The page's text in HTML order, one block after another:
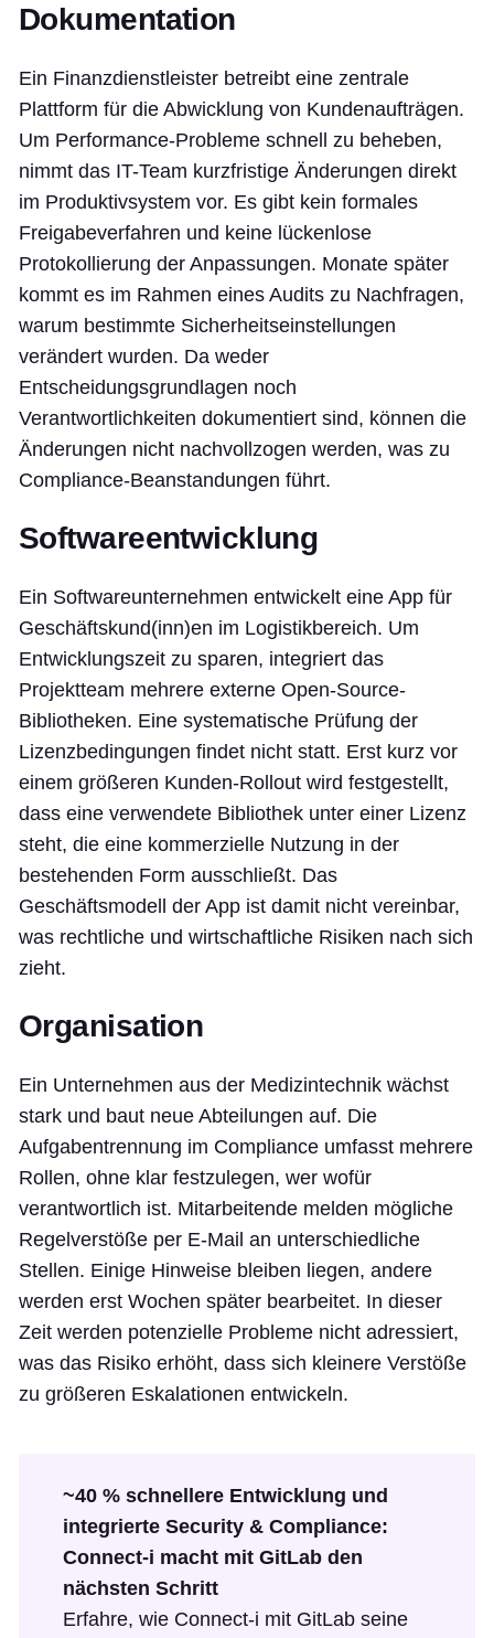
Dokumentation
Ein Finanzdienstleister betreibt eine zentrale
Plattform für die Abwicklung von Kundenaufträgen.
Um Performance-Probleme schnell zu beheben,
nimmt das IT-Team kurzfristige Änderungen direkt
im Produktivsystem vor. Es gibt kein formales
Freigabeverfahren und keine lückenlose
Protokollierung der Anpassungen. Monate später
kommt es im Rahmen eines Audits zu Nachfragen,
warum bestimmte Sicherheitseinstellungen
verändert wurden. Da weder
Entscheidungsgrundlagen noch
Verantwortlichkeiten dokumentiert sind, können die
Änderungen nicht nachvollzogen werden, was zu
Compliance-Beanstandungen führt.
Softwareentwicklung
Ein Softwareunternehmen entwickelt eine App für
Geschäftskund(inn)en im Logistikbereich. Um
Entwicklungszeit zu sparen, integriert das
Projektteam mehrere externe Open-Source-
Bibliotheken. Eine systematische Prüfung der
Lizenzbedingungen findet nicht statt. Erst kurz vor
einem größeren Kunden-Rollout wird festgestellt,
dass eine verwendete Bibliothek unter einer Lizenz
steht, die eine kommerzielle Nutzung in der
bestehenden Form ausschließt. Das
Geschäftsmodell der App ist damit nicht vereinbar,
was rechtliche und wirtschaftliche Risiken nach sich
zieht.
Organisation
Ein Unternehmen aus der Medizintechnik wächst
stark und baut neue Abteilungen auf. Die
Aufgabentrennung im Compliance umfasst mehrere
Rollen, ohne klar festzulegen, wer wofür
verantwortlich ist. Mitarbeitende melden mögliche
Regelverstöße per E-Mail an unterschiedliche
Stellen. Einige Hinweise bleiben liegen, andere
werden erst Wochen später bearbeitet. In dieser
Zeit werden potenzielle Probleme nicht adressiert,
was das Risiko erhöht, dass sich kleinere Verstöße
zu größeren Eskalationen entwickeln.
~40 % schnellere Entwicklung und
integrierte Security & Compliance:
Connect-i macht mit GitLab den
nächsten Schritt
Erfahre, wie Connect-i mit GitLab seine